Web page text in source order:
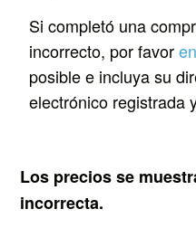
Si completó una
incorrecto, por favor
posible e incluya su
electrónico registrada
Los precios se
incorrecta.